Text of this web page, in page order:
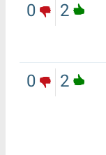
2
0
2
0